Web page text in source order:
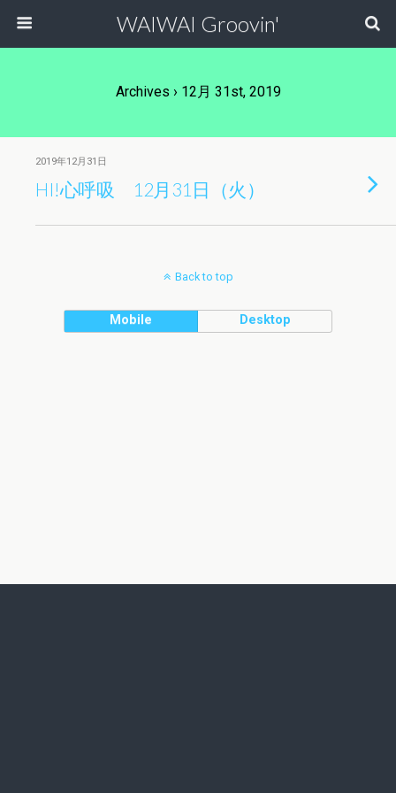
WAIWAI Groovin'
Archives › 12月 31st, 2019
2019年12月31日
HI!心呼吸 12月31日（火）
Back to top
Mobile Desktop